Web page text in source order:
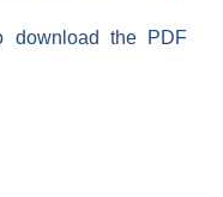
download the PDF